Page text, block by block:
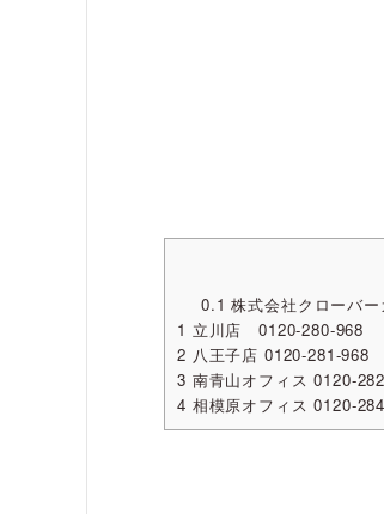
0.1 株式会社クローバー
1 立川店 0120-280-968
2 八王子店 0120-281-968
3 南青山オフィス 0120-
4 相模原オフィス 0120-